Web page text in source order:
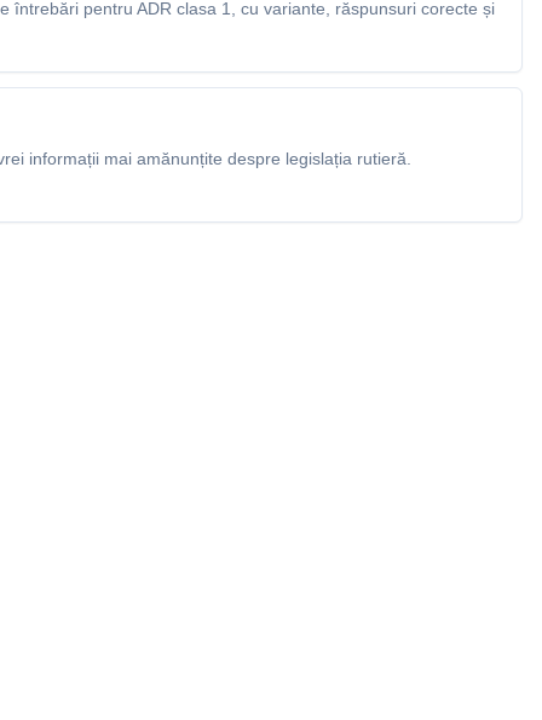
întrebări pentru ADR clasa 1, cu variante, răspunsuri corecte și
informații mai amănunțite despre legislația rutieră.